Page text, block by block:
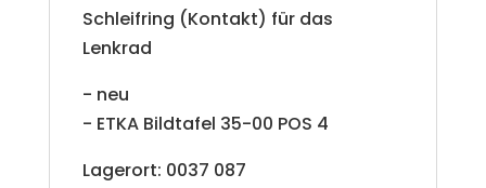
Schleifring (Kontakt) für das
Lenkrad
- neu
- ETKA Bildtafel 35-00 POS 4
Lagerort: 0037 087